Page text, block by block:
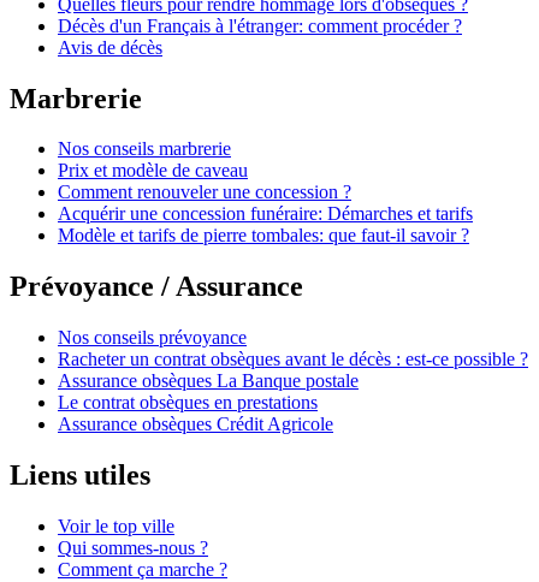
Décès d'un Français à l'étranger: comment procéder ?
Avis de décès
Marbrerie
Nos conseils marbrerie
Prix et modèle de caveau
Comment renouveler une concession ?
Acquérir une concession funéraire: Démarches et tarifs
Modèle et tarifs de pierre tombales: que faut-il savoir ?
Prévoyance / Assurance
Nos conseils prévoyance
Racheter un contrat obsèques avant le décès : est-ce possible ?
Assurance obsèques La Banque postale
Le contrat obsèques en prestations
Assurance obsèques Crédit Agricole
Liens utiles
Voir le top ville
Qui sommes-nous ?
Comment ça marche ?